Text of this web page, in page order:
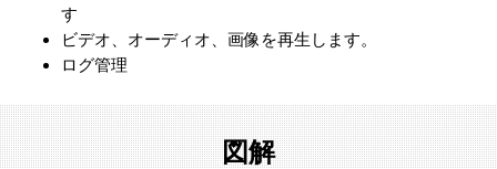
す
ビデオ、オーディオ、画像を再生します。
ログ管理
図解